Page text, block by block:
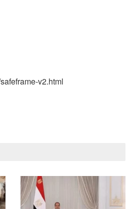
v2.html